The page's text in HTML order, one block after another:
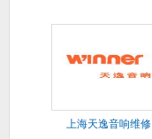
上海天逸音响维修